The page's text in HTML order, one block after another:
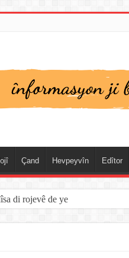
Çand Hevpeyvîn Edîtor
di rojevê de ye